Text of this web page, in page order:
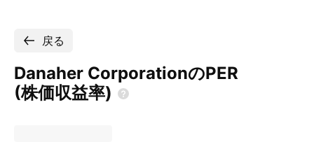
戻る
Danaher CorporationのPER
(株価収益率)